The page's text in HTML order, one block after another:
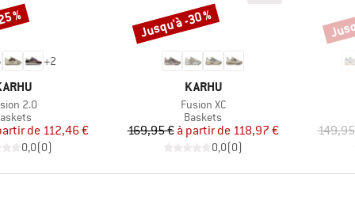
+2
2.0
group
Prix
Prix réduit
de 112,46 €
0,0(0)
%
MARQUE
KARHU
Article
Fusion XC
Product group
Baskets
Prix
169,95 € Prix réduit
à partir de 118,97 €
0,0(0)
Remise
Jusqu'à -30 %